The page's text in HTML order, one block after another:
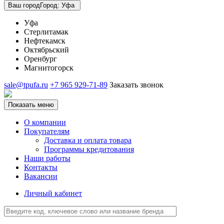
Ваш городГород: Уфа
Уфа
Стерлитамак
Нефтекамск
Октябрьский
Оренбург
Магнитогорск
sale@tpufa.ru +7 965 929-71-89 Заказать звонок
Показать меню
О компании
Покупателям
Доставка и оплата товара
Программы кредитования
Наши работы
Контакты
Вакансии
Личный кабинет